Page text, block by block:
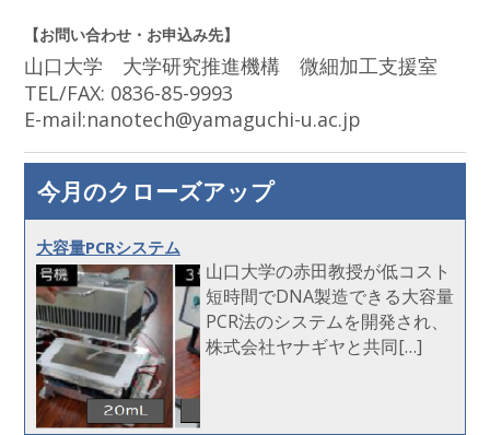
【お問い合わせ・お申込み先】
山口大学 大学研究推進機構 微細加工支援室
TEL/FAX: 0836-85-9993
E-mail:nanotech@yamaguchi-u.ac.jp
今月のクローズアップ
大容量PCRシステム
山口大学の赤田教授が低コスト
短時間でDNA製造できる大容量
PCR法のシステムを開発され、
株式会社ヤナギヤと共同[…]